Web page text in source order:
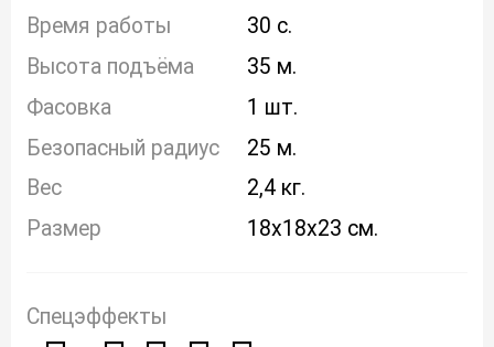
Время работы
30 с.
Высота подъёма
35 м.
Фасовка
1 шт.
Безопасный радиус
25 м.
Вес
2,4 кг.
Размер
18x18x23 см.
Спецэффекты